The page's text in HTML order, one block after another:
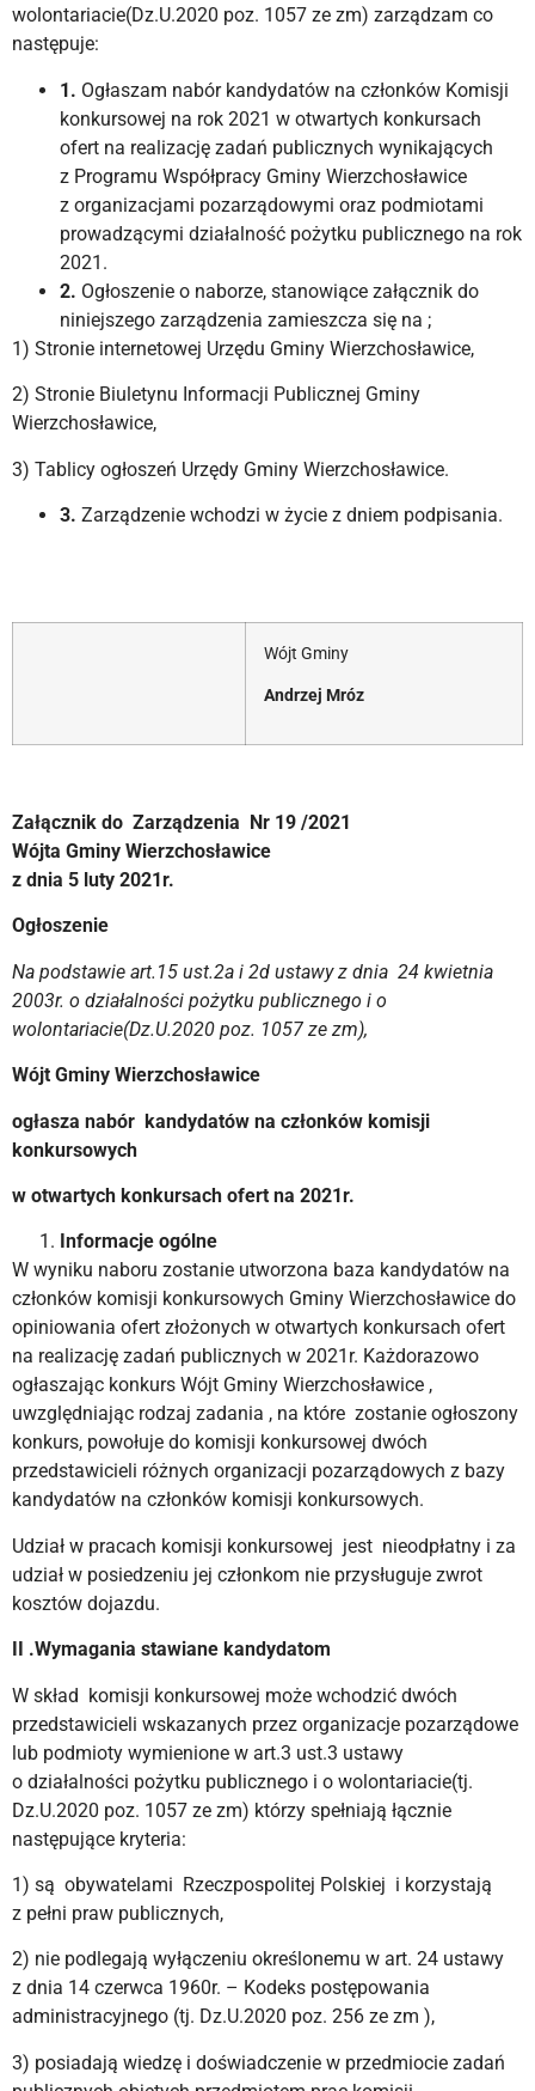
wolontariacie(Dz.U.2020 poz. 1057 ze zm) zarządzam co
następuje:
1. Ogłaszam nabór kandydatów na członków Komisji
konkursowej na rok 2021 w otwartych konkursach
ofert na realizację zadań publicznych wynikających
z Programu Współpracy Gminy Wierzchosławice
z organizacjami pozarządowymi oraz podmiotami
prowadzącymi działalność pożytku publicznego na rok
2021.
2. Ogłoszenie o naborze, stanowiące załącznik do
niniejszego zarządzenia zamieszcza się na ;
1) Stronie internetowej Urzędu Gminy Wierzchosławice,
2) Stronie Biuletynu Informacji Publicznej Gminy
Wierzchosławice,
3) Tablicy ogłoszeń Urzędy Gminy Wierzchosławice.
3. Zarządzenie wchodzi w życie z dniem podpisania.
Wójt Gminy
Andrzej Mróz
Załącznik do Zarządzenia Nr 19 /2021
Wójta Gminy Wierzchosławice
z dnia 5 luty 2021r.
Ogłoszenie
Na podstawie art.15 ust.2a i 2d ustawy z dnia 24 kwietnia
2003r. o działalności pożytku publicznego i o
wolontariacie(Dz.U.2020 poz. 1057 ze zm),
Wójt Gminy Wierzchosławice
ogłasza nabór kandydatów na członków komisji
konkursowych
w otwartych konkursach ofert na 2021r.
Informacje ogólne
W wyniku naboru zostanie utworzona baza kandydatów na
członków komisji konkursowych Gminy Wierzchosławice do
opiniowania ofert złożonych w otwartych konkursach ofert
na realizację zadań publicznych w 2021r. Każdorazowo
ogłaszając konkurs Wójt Gminy Wierzchosławice ,
uwzględniając rodzaj zadania , na które zostanie ogłoszony
konkurs, powołuje do komisji konkursowej dwóch
przedstawicieli różnych organizacji pozarządowych z bazy
kandydatów na członków komisji konkursowych.
Udział w pracach komisji konkursowej jest nieodpłatny i za
udział w posiedzeniu jej członkom nie przysługuje zwrot
kosztów dojazdu.
II .Wymagania stawiane kandydatom
W skład komisji konkursowej może wchodzić dwóch
przedstawicieli wskazanych przez organizacje pozarządowe
lub podmioty wymienione w art.3 ust.3 ustawy
o działalności pożytku publicznego i o wolontariacie(tj.
Dz.U.2020 poz. 1057 ze zm) którzy spełniają łącznie
następujące kryteria:
1) są obywatelami Rzeczpospolitej Polskiej i korzystają
z pełni praw publicznych,
2) nie podlegają wyłączeniu określonemu w art. 24 ustawy
z dnia 14 czerwca 1960r. – Kodeks postępowania
administracyjnego (tj. Dz.U.2020 poz. 256 ze zm ),
3) posiadają wiedzę i doświadczenie w przedmiocie zadań